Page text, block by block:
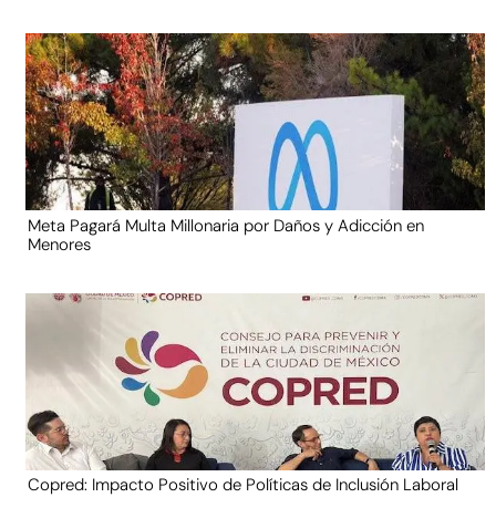
Meta Pagará Multa Millonaria por Daños y Adicción en
Menores
Copred: Impacto Positivo de Políticas de Inclusión Laboral